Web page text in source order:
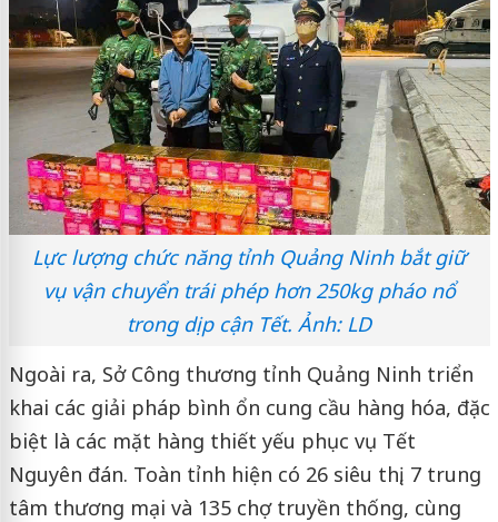
Lực lượng chức năng tỉnh Quảng Ninh bắt giữ
vụ vận chuyển trái phép hơn 250kg pháo nổ
trong dịp cận Tết. Ảnh: LD
Ngoài ra, Sở Công thương tỉnh Quảng Ninh triển
khai các giải pháp bình ổn cung cầu hàng hóa, đặc
biệt là các mặt hàng thiết yếu phục vụ Tết
Nguyên đán. Toàn tỉnh hiện có 26 siêu thị, 7 trung
tâm thương mại và 135 chợ truyền thống, cùng